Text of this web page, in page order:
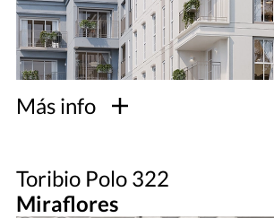
Más info
Toribio Polo 322
Miraflores